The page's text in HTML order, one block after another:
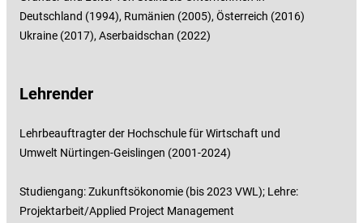
Deutschland (1994), Rumänien (2005), Österreich (2016)
Ukraine (2017), Aserbaidschan (2022)
Lehrender
Lehrbeauftragter der Hochschule für Wirtschaft und
Umwelt Nürtingen-Geislingen (2001-2024)
Studiengang: Zukunftsökonomie (bis 2023 VWL); Lehre:
Projektarbeit/Applied Project Management